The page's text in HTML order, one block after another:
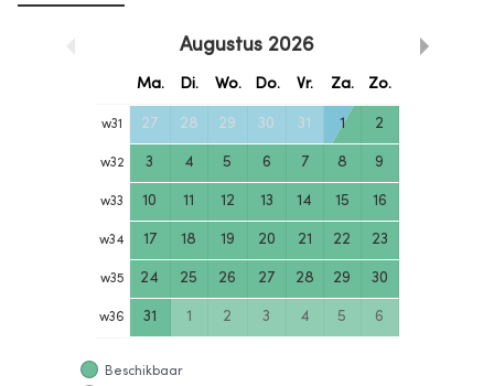
Augustus 2026
Ma. Di. Wo. Do. Vr. Za. Zo.
w31 27 28 29 30 31 1 2
w32 3 4 5 6 7 8 9
w33 10 11 12 13 14 15 16
w34 17 18 19 20 21 22 23
w35 24 25 26 27 28 29 30
w36 31 1 2 3 4 5 6
Beschikbaar